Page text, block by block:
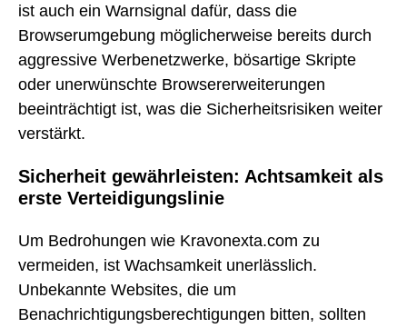
ist auch ein Warnsignal dafür, dass die
Browserumgebung möglicherweise bereits durch
aggressive Werbenetzwerke, bösartige Skripte
oder unerwünschte Browsererweiterungen
beeinträchtigt ist, was die Sicherheitsrisiken weiter
verstärkt.
Sicherheit gewährleisten: Achtsamkeit als
erste Verteidigungslinie
Um Bedrohungen wie Kravonexta.com zu
vermeiden, ist Wachsamkeit unerlässlich.
Unbekannte Websites, die um
Benachrichtigungsberechtigungen bitten, sollten